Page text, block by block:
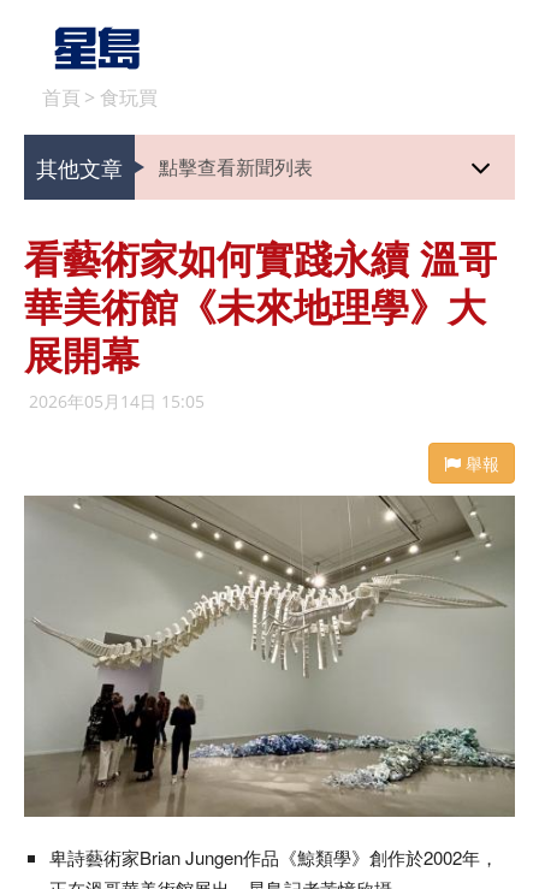
首頁 > 食玩買
其他文章 點擊查看新聞列表
看藝術家如何實踐永續 溫哥
華美術館《未來地理學》大
展開幕
2026年05月14日 15:05
舉報
卑詩藝術家Brian Jungen作品《鯨類學》創作於2002年，